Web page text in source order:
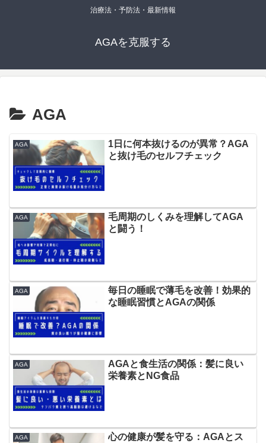
治療法・予防法・最新情報
AGAを克服する
AGA
AGA
1日に何本抜けるのが異常？AGA
と抜け毛のセルフチェック
AGA
毛周期のしくみを理解してAGA
と闘う！
AGA
毎日の睡眠で薄毛を改善！効果的
な睡眠習慣とAGAの関係
AGA
AGAと食生活の関係：髪に良い
栄養素とNG食品
AGA
心の健康が髪を守る：AGAとス